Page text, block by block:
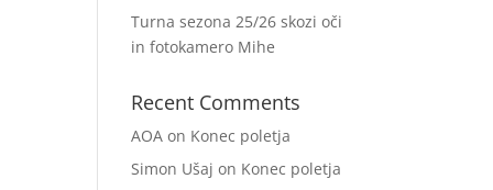
Turna sezona 25/26 skozi oči
in fotokamero Mihe
Recent Comments
AOA on Konec poletja
Simon Ušaj on Konec poletja